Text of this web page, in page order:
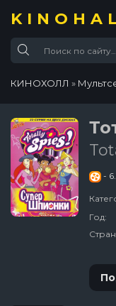
КИНОХОЛЛ »
-
Год: